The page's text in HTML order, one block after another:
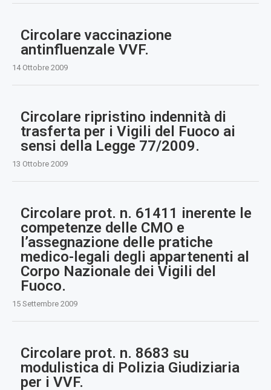
Circolare vaccinazione
antinfluenzale VVF.
14 Ottobre 2009
Circolare ripristino indennità di
trasferta per i Vigili del Fuoco ai
sensi della Legge 77/2009.
13 Ottobre 2009
Circolare prot. n. 61411 inerente le
competenze delle CMO e
l’assegnazione delle pratiche
medico-legali degli appartenenti al
Corpo Nazionale dei Vigili del
Fuoco.
15 Settembre 2009
Circolare prot. n. 8683 su
modulistica di Polizia Giudiziaria
per i VVF.